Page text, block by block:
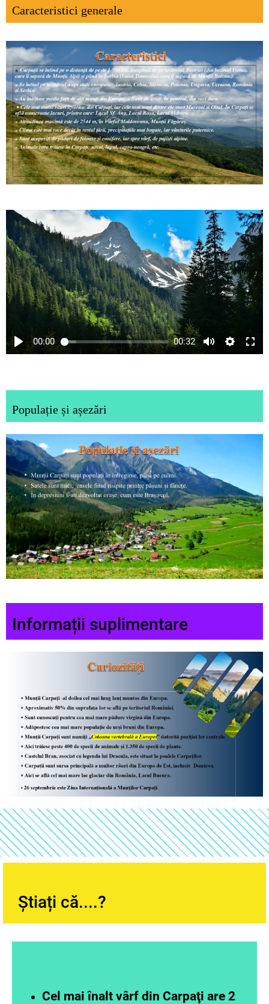
Caracteristici generale
00:00 00:32
Populație și așezări
Informații suplimentare
Știați că....?
Cel mai înalt vârf din Carpaţi are 2